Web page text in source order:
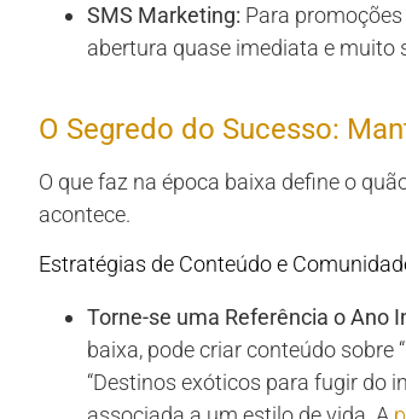
SMS Marketing: Para
abertura quase imediata e muito
O Segredo do Sucesso:
O que faz na época baixa define o
acontece.
Estratégias de Conteúdo e
Torne-se uma Referência o Ano
baixa, pode criar conteúdo sobre
“Destinos exóticos para fugir do